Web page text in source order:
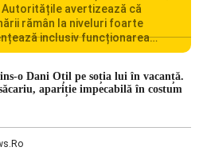
avertizează că
rămân la niveluri foarte
inclusiv funcționarea
România se confruntă
perioade din punct de vedere
[…]
o Dani Oțil pe soția lui în vacanță.
apariție impecabilă în costum